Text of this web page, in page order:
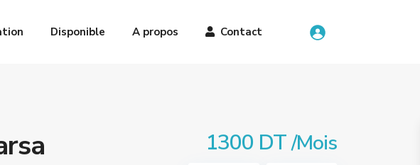
Disponible A propos Contact
1300 DT/Mois